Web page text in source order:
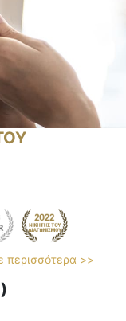
περισσότερα >>